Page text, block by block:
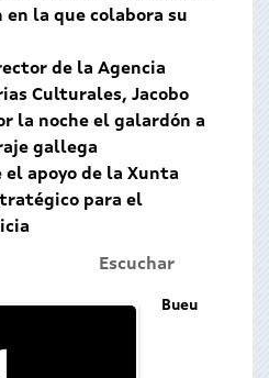
la que colabora su
de la Agencia
Culturales, Jacobo
la noche el galardón a
gallega
el apoyo de la Xunta
para el
Escuchar
Bueu